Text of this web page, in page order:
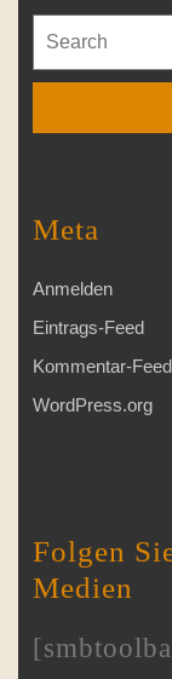
for:
Meta
Anmelden
Eintrags-Feed
Kommentar-Feed
WordPress.org
Folgen
Medien